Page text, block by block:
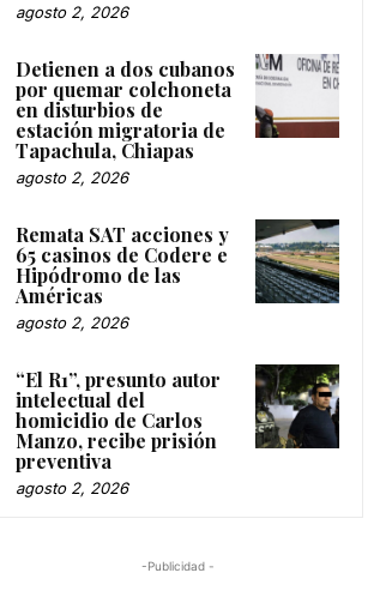
agosto 2, 2026
Detienen a dos cubanos
por quemar colchoneta
en disturbios de
estación migratoria de
Tapachula, Chiapas
agosto 2, 2026
Remata SAT acciones y
65 casinos de Codere e
Hipódromo de las
Américas
agosto 2, 2026
“El R1”, presunto autor
intelectual del
homicidio de Carlos
Manzo, recibe prisión
preventiva
agosto 2, 2026
-Publicidad -